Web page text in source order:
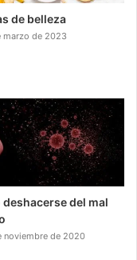
de belleza
marzo de 2023
deshacerse del mal
noviembre de 2020